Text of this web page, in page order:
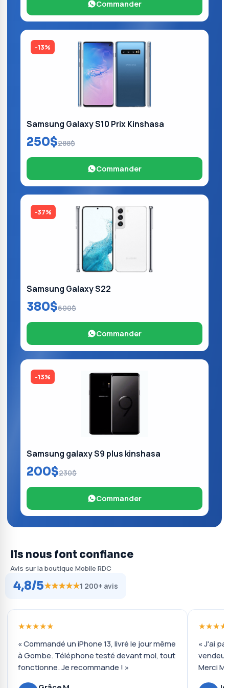
Commander
-13%
Samsung Galaxy S10 Prix Kinshasa
250$288$
Commander
-37%
Samsung Galaxy S22
380$600$
Commander
-13%
Samsung galaxy S9 plus kinshasa
200$230$
Commander
Ils nous font confiance
Avis sur la boutique Mobile RDC
4,8/5★★★★★1 200+ avis
★★★★★
« Commandé un iPhone 13, livré le jour même
à Gombe. Téléphone testé devant moi, tout
fonctionne. Je recommande ! »
« J'ai
Merci